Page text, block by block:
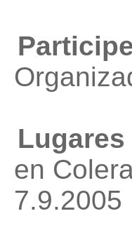
en
7.9.2005